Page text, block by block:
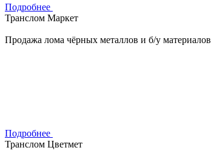
Подробнее
Транслом Маркет
Продажа лома чёрных металлов и б/у материалов
Подробнее
Транслом Цветмет